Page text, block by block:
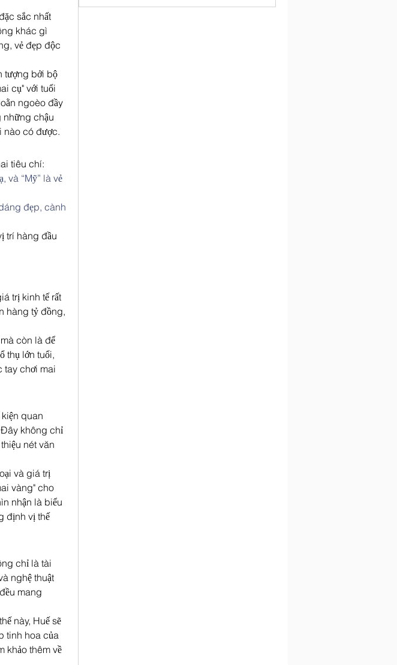
sắc nhất
khác gì
vẻ đẹp độc
tượng bởi bộ
cụ" với tuổi
ngoèo đầy
những chậu
nào có được.
tiêu chí:
và “Mỹ” là vẻ
đẹp, cành
trí hàng đầu
trị kinh tế rất
hàng tỷ đồng,
còn là để
thụ lớn tuổi,
tay chơi mai
quan
Đây không chỉ
nét văn
và giá trị
vàng" cho
nhận là biểu
định vị thế
chỉ là tài
nghệ thuật
mang
này, Huế sẽ
tinh hoa của